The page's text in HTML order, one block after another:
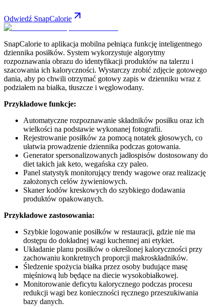
Odwiedź SnapCalorie
SnapCalorie to aplikacja mobilna pełniąca funkcję inteligentnego
dziennika posiłków. System wykorzystuje algorytmy
rozpoznawania obrazu do identyfikacji produktów na talerzu i
szacowania ich kaloryczności. Wystarczy zrobić zdjęcie gotowego
dania, aby po chwili otrzymać gotowy zapis w dzienniku wraz z
podziałem na białka, tłuszcze i węglowodany.
Przykładowe funkcje:
Automatyczne rozpoznawanie składników posiłku oraz ich
wielkości na podstawie wykonanej fotografii.
Rejestrowanie posiłków za pomocą notatek głosowych, co
ułatwia prowadzenie dziennika podczas gotowania.
Generator spersonalizowanych jadłospisów dostosowany do
diet takich jak keto, wegańska czy paleo.
Panel statystyk monitorujący trendy wagowe oraz realizację
założonych celów żywieniowych.
Skaner kodów kreskowych do szybkiego dodawania
produktów opakowanych.
Przykładowe zastosowania:
Szybkie logowanie posiłków w restauracji, gdzie nie ma
dostępu do dokładnej wagi kuchennej ani etykiet.
Układanie planu posiłków o określonej kaloryczności przy
zachowaniu konkretnych proporcji makroskładników.
Śledzenie spożycia białka przez osoby budujące masę
mięśniową lub będące na diecie wysokobiałkowej.
Monitorowanie deficytu kalorycznego podczas procesu
redukcji wagi bez konieczności ręcznego przeszukiwania
bazy danych.